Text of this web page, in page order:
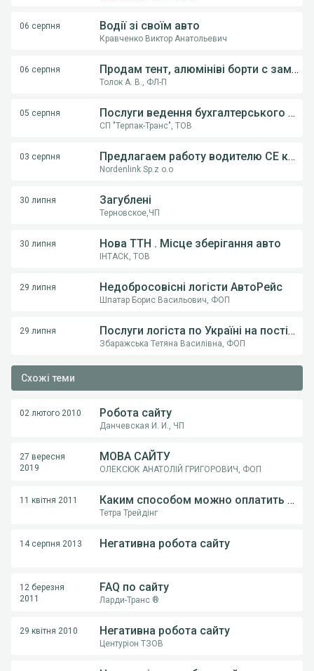
06 серпня Водії зі своїм авто
Кравченко Виктор Анатольевич
06 серпня Продам тент, алюмініві борти с замками, на напівпричіпи KOGEL, Krona.
Толок А. В., ФЛ-П
05 серпня Послуги ведення бухгалтерського обліку ФОП,ТОВ
СП "Терпак-Транс", ТОВ
03 серпня Предлагаем работу водителю СE категории на грузовом автовозе
Nordenlink Sp.z o.o
30 липня Загублені
Терновское,ЧП
30 липня Нова ТТН . Місце зберігання авто
ІНТАСК, ТОВ
29 липня Недобросовісні логісти АвтоРейс
Шпатар Борис Васильович, ФОП
29 липня Послуги логіста по Україні на постійній основі .
Збаражська Тетяна Василівна, ФОП
Схожі теми
02 лютого 2010 Робота сайту
Данчевская И. И., ЧП
27 вересня
2019
МОВА САЙТУ
ОЛЕКСЮК АНАТОЛІЙ ГРИГОРОВИЧ, ФОП
11 квітня 2011 Каким способом можно оплатить услуги сайта?
Тетра Трейдінг
14 серпня 2013 Негативна робота сайту
12 березня
2011
FAQ по сайту
Ларди-Транс ®
29 квітня 2010 Негативна робота сайту
Центуріон ТЗОВ